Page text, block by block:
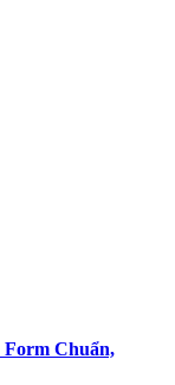
Form Chuẩn,